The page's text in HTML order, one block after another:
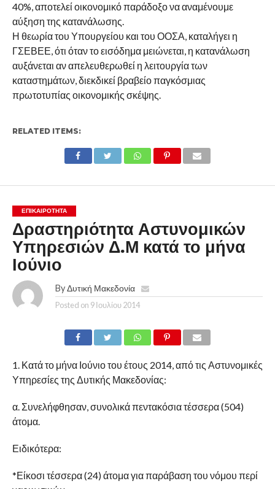
40%, αποτελεί οικονομικό παράδοξο να αναμένουμε
αύξηση της κατανάλωσης.
Η θεωρία του Υπουργείου και του ΟΟΣΑ, καταλήγει η
ΓΣΕΒΕΕ, ότι όταν το εισόδημα μειώνεται, η κατανάλωση
αυξάνεται αν απελευθερωθεί η λειτουργία των
καταστημάτων, διεκδικεί βραβείο παγκόσμιας
πρωτοτυπίας οικονομικής σκέψης.
RELATED ITEMS:
ΕΠΙΚΑΙΡΟΤΗΤΑ
Δραστηριότητα Αστυνομικών
Υπηρεσιών Δ.Μ κατά το μήνα
Ιούνιο
By Δυτική Μακεδονία
Posted on 9 Ιουλίου 2014
1. Κατά το μήνα Ιούνιο του έτους 2014, από τις Αστυνομικές
Υπηρεσίες της Δυτικής Μακεδονίας:
α. Συνελήφθησαν, συνολικά πεντακόσια τέσσερα (504)
άτομα.
Ειδικότερα:
*Είκοσι τέσσερα (24) άτομα για παράβαση του νόμου περί